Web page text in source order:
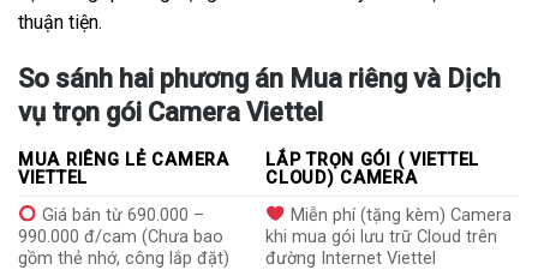
thuận tiện.
So sánh hai phương án Mua riêng và Dịch
vụ trọn gói Camera Viettel
MUA RIÊNG LẺ CAMERA
VIETTEL
LẮP TRỌN GÓI ( VIETTEL
CLOUD) CAMERA
Giá bán từ 690.000 –
990.000 đ/cam (Chưa bao
gồm thẻ nhớ, công lắp đặt)
Miễn phí (tặng kèm) Camera
khi mua gói lưu trữ Cloud trên
đường Internet Viettel